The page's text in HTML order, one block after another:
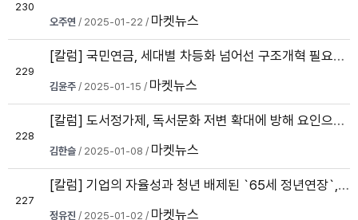
230
오주연 / 2025-01-22 / 마켓뉴스
229
[칼럼] 국민연금, 세대별 차등화 넘어선 구조개혁 필요하다
김윤주 / 2025-01-15 / 마켓뉴스
228
[칼럼] 도서정가제, 독서문화 저변 확대에 방해 요인으로 작용
김한슬 / 2025-01-08 / 마켓뉴스
227
[칼럼] 기업의 자율성과 청년 배제된 `65세 정년연장`, 소수에 혜택 돌아가
정유진 / 2025-01-02 / 마켓뉴스